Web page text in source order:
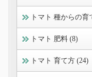
トマト 種からの育
トマト 肥料 (8)
トマト 育て方 (24)